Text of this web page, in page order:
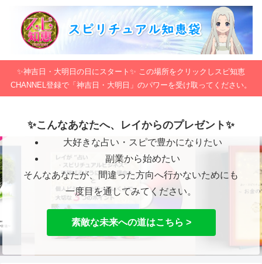
✨神吉日・大明日の日にスタート✨ この場所をクリックしスピ知恵
CHANNEL登録で「神吉日・大明日」のパワーを受け取ってください。
✨こんなあなたへ、レイからのプレゼント✨
大好きな占い・スピで豊かになりたい
副業から始めたい
そんなあなたが、間違った方向へ行かないためにも
一度目を通してみてください。
素敵な未来への道はこちら >